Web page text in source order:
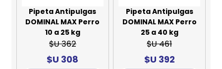
Pipeta Antipulgas
DOMINAL MAX Perro
10 a 25 kg
$U 362
$U 308
Pipeta Antipulgas
DOMINAL MAX Perro
25 a 40 kg
$U 461
$U 392